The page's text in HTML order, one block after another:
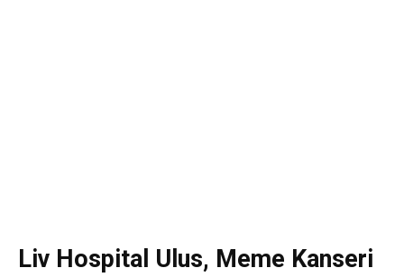
Liv Hospital Ulus, Meme Kanseri